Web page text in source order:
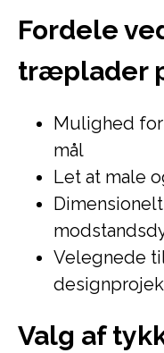
Fordele
træplader
Mulighed
mål
Let at male
Velegnede
Valg af